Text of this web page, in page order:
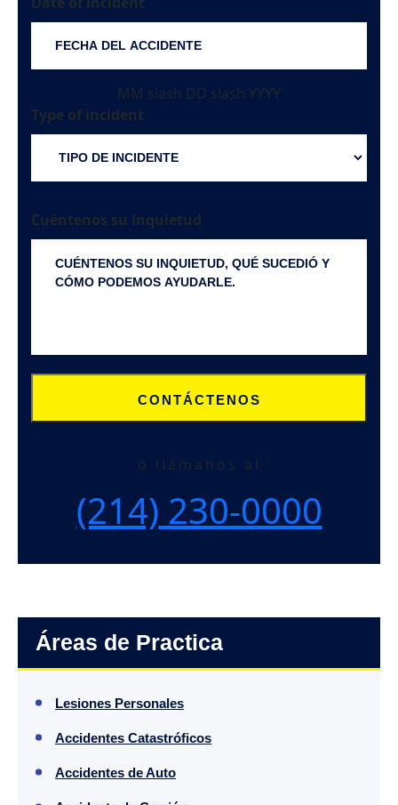
MM slash DD slash YYYY
Type of incident
Cuéntenos su inquietud
o llámanos al
(214) 230-0000
Áreas de Practica
Lesiones Personales
Accidentes Catastróficos
Accidentes de Auto